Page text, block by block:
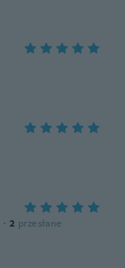
· 2 przesłane